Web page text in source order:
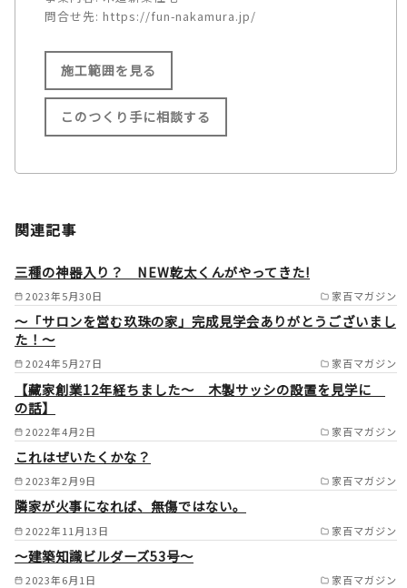
問合せ先: https://fun-nakamura.jp/
施工範囲を見る
施工範囲
陽市/枚方市/高槻市/京田辺市/
面市/豊中市/東大阪市/西宮市/
山市 /
このつくり手に相談する
関連記事
2023年5月30日 家百マガジン
三種の神器入り？ NEW乾太くんがやってきた!
2024年5月27日 家百マガジン
～「サロンを営む玖珠の家」完成見学会ありがとうございまし
た！～
2022年4月2日 家百マガジン
【藏家創業12年経ちました～ 木製サッシの設置を見学に
の話】
2023年2月9日 家百マガジン
これはぜいたくかな？
2022年11月13日 家百マガジン
隣家が火事になれば、無傷ではない。
2023年6月1日 家百マガジン
～建築知識ビルダーズ53号～